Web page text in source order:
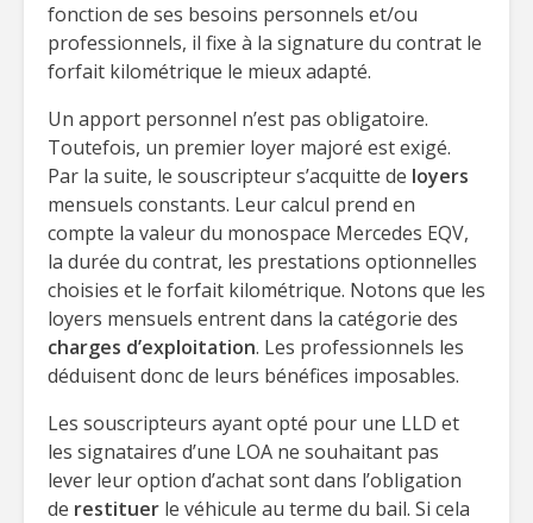
fonction de ses besoins personnels et/ou
professionnels, il fixe à la signature du contrat le
forfait kilométrique le mieux adapté.
Un apport personnel n’est pas obligatoire.
Toutefois, un premier loyer majoré est exigé.
Par la suite, le souscripteur s’acquitte de loyers
mensuels constants. Leur calcul prend en
compte la valeur du monospace Mercedes EQV,
la durée du contrat, les prestations optionnelles
choisies et le forfait kilométrique. Notons que les
loyers mensuels entrent dans la catégorie des
charges d’exploitation. Les professionnels les
déduisent donc de leurs bénéfices imposables.
Les souscripteurs ayant opté pour une LLD et
les signataires d’une LOA ne souhaitant pas
lever leur option d’achat sont dans l’obligation
de restituer le véhicule au terme du bail. Si cela